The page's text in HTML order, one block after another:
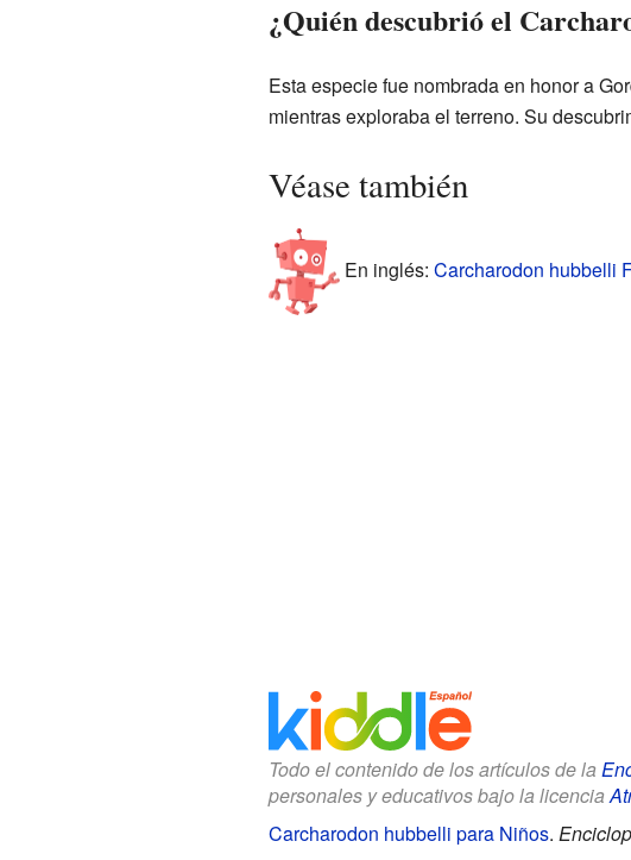
¿Quién descubrió el
Esta especie fue nombrada en honor a
mientras exploraba el terreno. Su
Véase también
En inglés: Carcharodon hubbelli
Todo el contenido de los artículos de la
personales y educativos bajo la licencia
Carcharodon hubbelli para Niños.